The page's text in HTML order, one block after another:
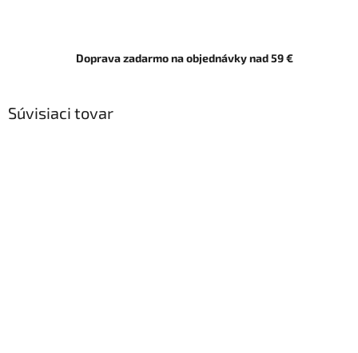
Doprava zadarmo na objednávky nad 59 €
Súvisiaci tovar